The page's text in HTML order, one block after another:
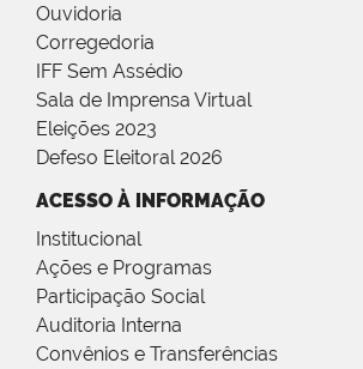
Ouvidoria
Corregedoria
IFF Sem Assédio
Sala de Imprensa Virtual
Eleições 2023
Defeso Eleitoral 2026
ACESSO À INFORMAÇÃO
Institucional
Ações e Programas
Participação Social
Auditoria Interna
Convênios e Transferências